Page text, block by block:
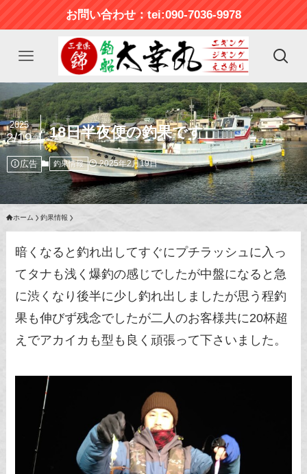
お問い合わせ：tei:090-7036-9978
18日半夜便の釣果です
2025
2/19
広告 釣果情報 2025年2月19日
ホーム 釣果情報
暗くなると釣れ出してすぐにプチラッシュに入っ
てタナも浅く爆釣の感じでしたが中盤になると急
に渋くなり後半に少し釣れ出しましたが思う程釣
果も伸びず残念でしたが二人のお客様共に20杯超
えでアカイカも型も良く頑張って下さいました。